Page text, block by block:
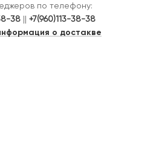
по телефону:
38 || +7(960)113-38-38
о достакве